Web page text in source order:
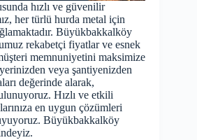
hızlı ve güvenilir
her türlü hurda metal için
Büyükbakkalköy
rekabetçi fiyatlar ve esnek
memnuniyetini maksimize
veya şantiyenizden
değerinde alarak,
Hızlı ve etkili
en uygun çözümleri
Büyükbakkalköy